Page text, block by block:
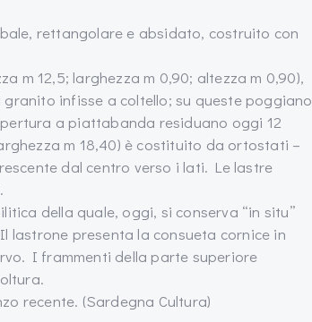
rettangolare e absidato, costruito con
m 12,5; larghezza m 0,90; altezza m 0,90),
infisse a coltello; su queste poggiano
a piattabanda residuano oggi 12
m 18,40) è costituito da ortostati –
dal centro verso i lati. Le lastre
della quale, oggi, si conserva “in situ”
lastrone presenta la consueta cornice in
I frammenti della parte superiore
recente. (Sardegna Cultura)